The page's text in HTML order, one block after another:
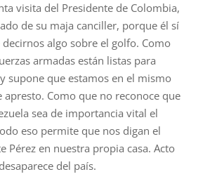
visita del Presidente de Colombia,
de su maja canciller, porque él sí
algo sobre el golfo. Como
armadas están listas para
supone que estamos en el mismo
apresto. Como que no reconoce que
sea de importancia vital el
eso permite que nos digan el
Pérez en nuestra propia casa. Acto
del país.